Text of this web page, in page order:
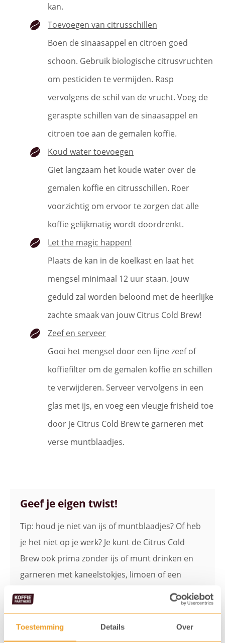
Toestemming Details Over
kan.
Toevoegen van citrusschillen
Boen de sinaasappel en citroen goed
schoon. Gebruik biologische citrusvruchten
om pesticiden te vermijden. Rasp
vervolgens de schil van de vrucht. Voeg de
geraspte schillen van de sinaasappel en
citroen toe aan de gemalen koffie.
Koud water toevoegen
Giet langzaam het koude water over de
gemalen koffie en citrusschillen. Roer
voorzichtig om ervoor te zorgen dat alle
koffie gelijkmatig wordt doordrenkt.
Let the magic happen!
Plaats de kan in de koelkast en laat het
mengsel minimaal 12 uur staan. Jouw
geduld zal worden beloond met de heerlijke
zachte smaak van jouw Citrus Cold Brew!
Zeef en serveer
Gooi het mengsel door een fijne zeef of
koffiefilter om de gemalen koffie en schillen
te verwijderen. Serveer vervolgens in een
glas met ijs, en voeg een vleugje frisheid toe
door je Citrus Cold Brew te garneren met
verse muntblaadjes.
Geef je eigen twist!
Tip: houd je niet van ijs of muntblaadjes? Of heb
je het niet op je werk? Je kunt de Citrus Cold
Brew ook prima zonder ijs of munt drinken en
garneren met kaneelstokjes, limoen of een
suikerrand.